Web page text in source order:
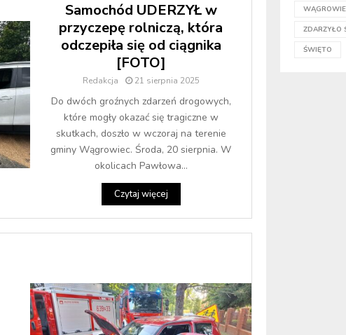
Samochód UDERZYŁ w
przyczepę rolniczą, która
odczepiła się od ciągnika
[FOTO]
Redakcja 21 sierpnia 2025
Do dwóch groźnych zdarzeń drogowych,
które mogły okazać się tragiczne w
skutkach, doszło w wczoraj na terenie
gminy Wągrowiec. Środa, 20 sierpnia. W
okolicach Pawłowa...
Czytaj więcej
ZDARZYŁO
ŚWIĘTO